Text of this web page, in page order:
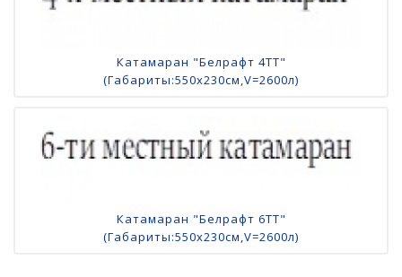
Катамаран "Белрафт 4ТТ"
(Габариты:550х230см,V=2600л)
Катамаран "Белрафт 6TТ"
(Габариты:550х230см,V=2600л)